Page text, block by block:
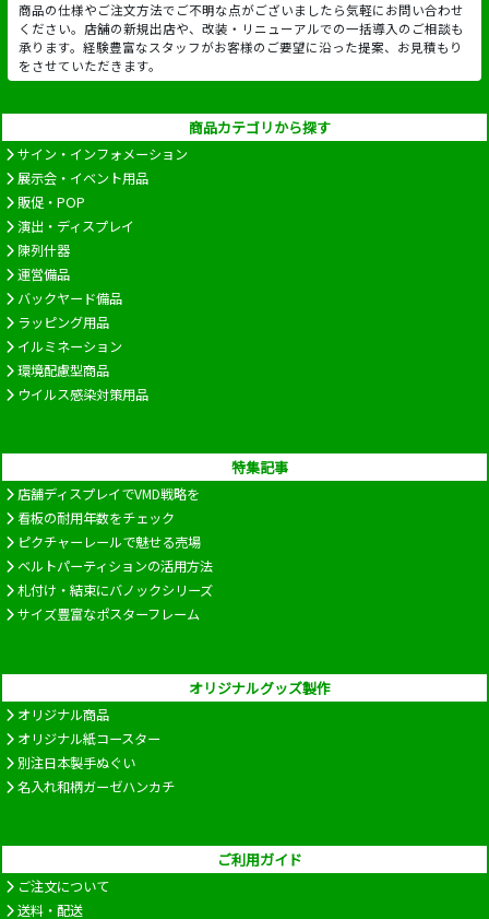
商品の仕様やご注文方法でご不明な点がございましたら気軽にお問い合わせ
ください。店舗の新規出店や、改装・リニューアルでの一括導入のご相談も
承ります。経験豊富なスタッフがお客様のご要望に沿った提案、お見積もり
をさせていただきます。
商品カテゴリから探す
サイン・インフォメーション
展示会・イベント用品
販促・POP
演出・ディスプレイ
陳列什器
運営備品
バックヤード備品
ラッピング用品
イルミネーション
環境配慮型商品
ウイルス感染対策用品
特集記事
店舗ディスプレイでVMD戦略を
看板の耐用年数をチェック
ピクチャーレールで魅せる売場
ベルトパーティションの活用方法
札付け・結束にバノックシリーズ
サイズ豊富なポスターフレーム
オリジナルグッズ製作
オリジナル商品
オリジナル紙コースター
別注日本製手ぬぐい
名入れ和柄ガーゼハンカチ
ご利用ガイド
ご注文について
送料・配送